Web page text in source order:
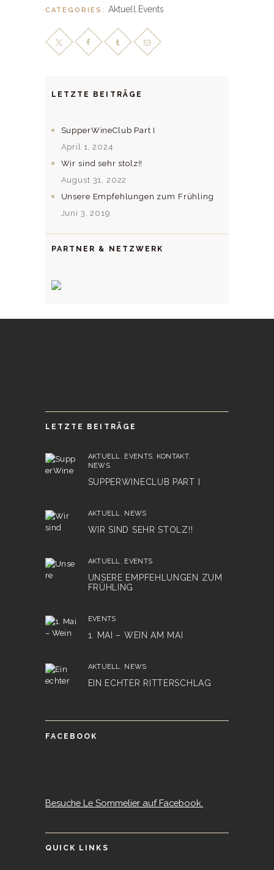
CATEGORIES: Aktuell Events
LETZTE BEITRÄGE
SupperWineClub Part I
April 1, 2024
Wir sind sehr stolz!!
August 31, 2022
Unsere Empfehlungen zum Frühling
Juni 3, 2019
PARTNER & NETZWERK
LETZTE BEITRÄGE
AKTUELL, EVENTS, KONTAKT,
NEWS
SUPPERWINECLUB PART I
AKTUELL, NEWS
WIR SIND SEHR STOLZ!!
AKTUELL, EVENTS
UNSERE EMPFEHLUNGEN ZUM
FRÜHLING
EVENTS
1. MAI – WEIN AM MAI
AKTUELL, NEWS
EIN ECHTER RITTERSCHLAG
FACEBOOK
Besuche Le Sommelier auf Facebook.
QUICK LINKS